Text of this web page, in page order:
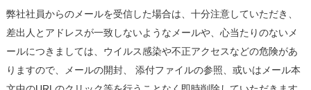
弊社社員からのメールを受信した場合は、十分注意していただき、
差出人とアドレスが一致しないようなメールや、心当たりのないメ
ールにつきましては、ウイルス感染や不正アクセスなどの危険があ
りますので、メールの開封、 添付ファイルの参照、或いはメール本